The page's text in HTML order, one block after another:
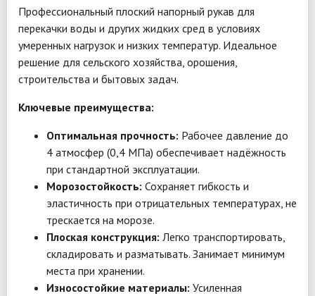
Профессиональный плоский напорный рукав для
перекачки воды и других жидких сред в условиях
умеренных нагрузок и низких температур. Идеальное
решение для сельского хозяйства, орошения,
строительства и бытовых задач.
Ключевые преимущества:
Оптимальная прочность: Рабочее давление до
4 атмосфер (0,4 МПа) обеспечивает надёжность
при стандартной эксплуатации.
Морозостойкость: Сохраняет гибкость и
эластичность при отрицательных температурах, не
трескается на морозе.
Плоская конструкция: Легко транспортировать,
складировать и разматывать. Занимает минимум
места при хранении.
Износостойкие материалы: Усиленная